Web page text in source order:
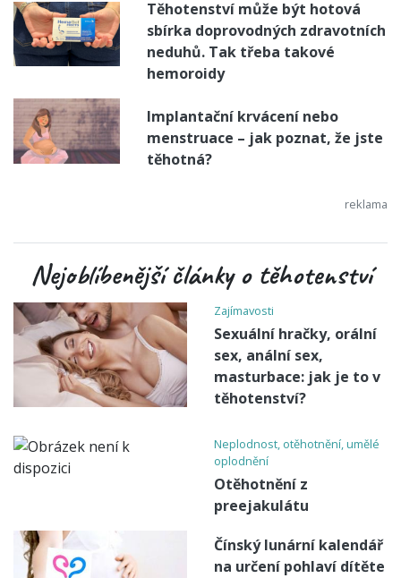
Těhotenství může být hotová
sbírka doprovodných zdravotních
neduhů. Tak třeba takové
hemoroidy
Implantační krvácení nebo
menstruace – jak poznat, že jste
těhotná?
Nejoblíbenější články o těhotenství
Zajímavosti
Sexuální hračky, orální
sex, anální sex,
masturbace: jak je to v
těhotenství?
Neplodnost, otěhotnění, umělé
oplodnění
Otěhotnění z
preejakulátu
Čínský lunární kalendář
na určení pohlaví dítěte